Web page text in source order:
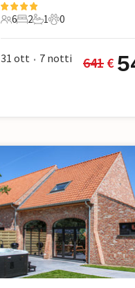
6 Ospiti
6
2 Camere da letto
2
1 Bagno
1
0 Animali domestici
0
31 ott • 7 notti 641 €